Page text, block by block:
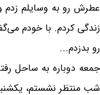
عطرش رو به وسایلم
زندگی کردم. با خودم
رو بدزدم...
جمعه دوباره به ساحل
شب منتظر نشستم،